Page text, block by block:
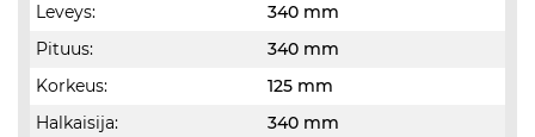
Leveys:
340 mm
Pituus:
340 mm
Korkeus:
125 mm
Halkaisija:
340 mm